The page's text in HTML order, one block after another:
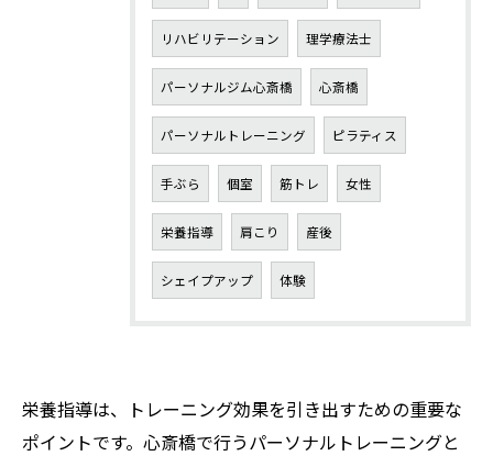
リハビリテーション 理学療法士
パーソナルジム心斎橋 心斎橋
パーソナルトレーニング ピラティス
手ぶら 個室 筋トレ 女性
栄養指導 肩こり 産後
シェイプアップ 体験
栄養指導は、トレーニング効果を引き出すための重要な
ポイントです。心斎橋で行うパーソナルトレーニングと